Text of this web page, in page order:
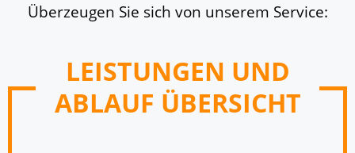
Überzeugen Sie sich von unserem Service:
LEISTUNGEN UND
ABLAUF ÜBERSICHT